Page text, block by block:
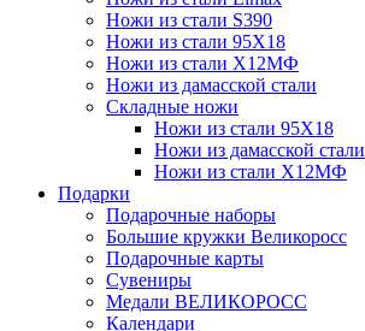
Ножи из стали S390
Ножи из стали 95X18
Ножи из стали Х12МФ
Ножи из дамасской стали
Складные ножи
Ножи из стали 95X18
Ножи из дамасской стали
Ножи из стали Х12МФ
Подарки
Подарочные наборы
Большие кружки Великоросс
Подарочные карты
Сувениры
Медали ВЕЛИКОРОСС
Календари